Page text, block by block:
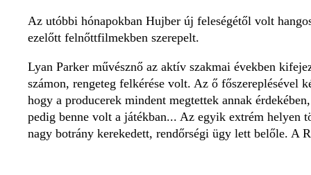
Az utóbbi hónapokban Hujber új feleségétől volt
ezelőtt felnőttfilmekben szerepelt.
Lyan Parker művésznő az aktív szakmai években
számon, rengeteg felkérése volt. Az ő főszereplésével
hogy a producerek mindent megtettek annak
pedig benne volt a játékban... Az egyik extrém helyen
nagy botrány kerekedett, rendőrségi ügy lett belőle. A